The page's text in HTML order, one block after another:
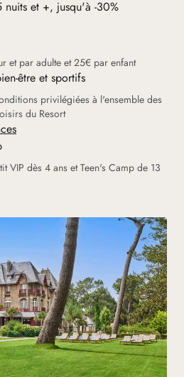
nuits et +, jusqu'à -30%
et par adulte et 25€ par enfant
être et sportifs
privilégiées à l'ensemble des
du Resort
VIP dès 4 ans et Teen's Camp de 13